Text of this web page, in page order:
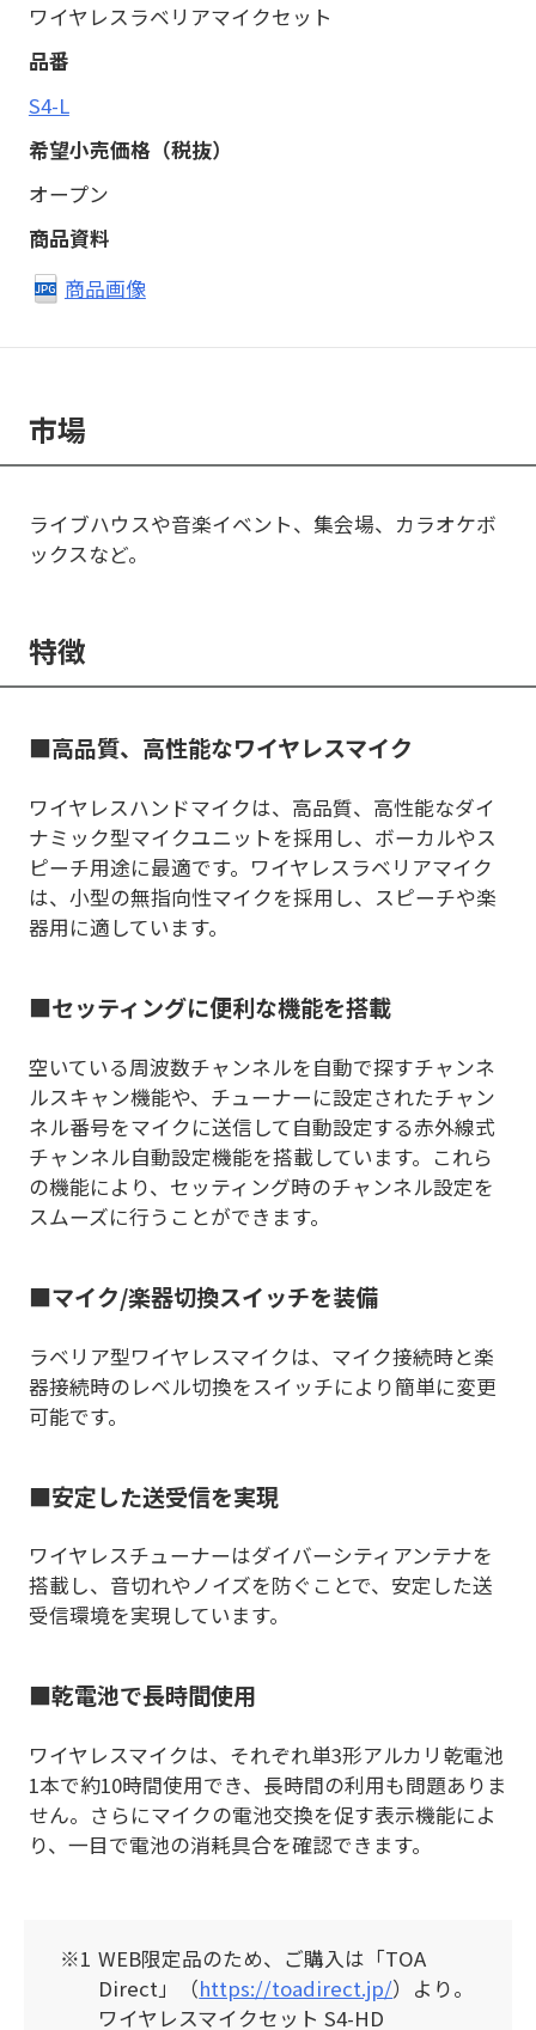
ワイヤレスラベリアマイクセット
S4-L
オープン
商品画像
市場
ライブハウスや音楽イベント、集会場、カラオケボ
ックスなど。
特徴
■高品質、高性能なワイヤレスマイク
ワイヤレスハンドマイクは、高品質、高性能なダイ
ナミック型マイクユニットを採用し、ボーカルやス
ピーチ用途に最適です。ワイヤレスラベリアマイク
は、小型の無指向性マイクを採用し、スピーチや楽
器用に適しています。
■セッティングに便利な機能を搭載
空いている周波数チャンネルを自動で探すチャンネ
ルスキャン機能や、チューナーに設定されたチャン
ネル番号をマイクに送信して自動設定する赤外線式
チャンネル自動設定機能を搭載しています。これら
の機能により、セッティング時のチャンネル設定を
スムーズに行うことができます。
■マイク/楽器切換スイッチを装備
ラベリア型ワイヤレスマイクは、マイク接続時と楽
器接続時のレベル切換をスイッチにより簡単に変更
可能です。
■安定した送受信を実現
ワイヤレスチューナーはダイバーシティアンテナを
搭載し、音切れやノイズを防ぐことで、安定した送
受信環境を実現しています。
■乾電池で長時間使用
ワイヤレスマイクは、それぞれ単3形アルカリ乾電池
1本で約10時間使用でき、長時間の利用も問題ありま
せん。さらにマイクの電池交換を促す表示機能によ
り、一目で電池の消耗具合を確認できます。
WEB限定品のため、ご購入は「TOA
Direct」（https://toadirect.jp/）より。
ワイヤレスマイクセット S4-HD